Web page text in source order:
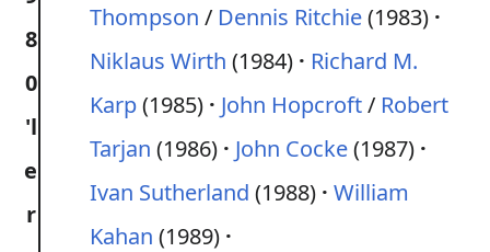
8
0
'l
e
r
Thompson / Dennis Ritchie(1983)
Niklaus Wirth (1984)
Richard M.
Karp(1985) John Hopcroft/ Robert
Tarjan (1986) John Cocke(1987)
Ivan Sutherland (1988) William
Kahan (1989)